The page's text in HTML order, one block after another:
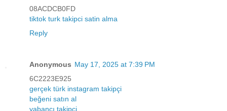
08ACDCB0FD
tiktok turk takipci satin alma
Reply
Anonymous May 17, 2025 at 7:39 PM
6C2223E925
gerçek türk instagram takipçi
beğeni satın al
yabancı takipçi